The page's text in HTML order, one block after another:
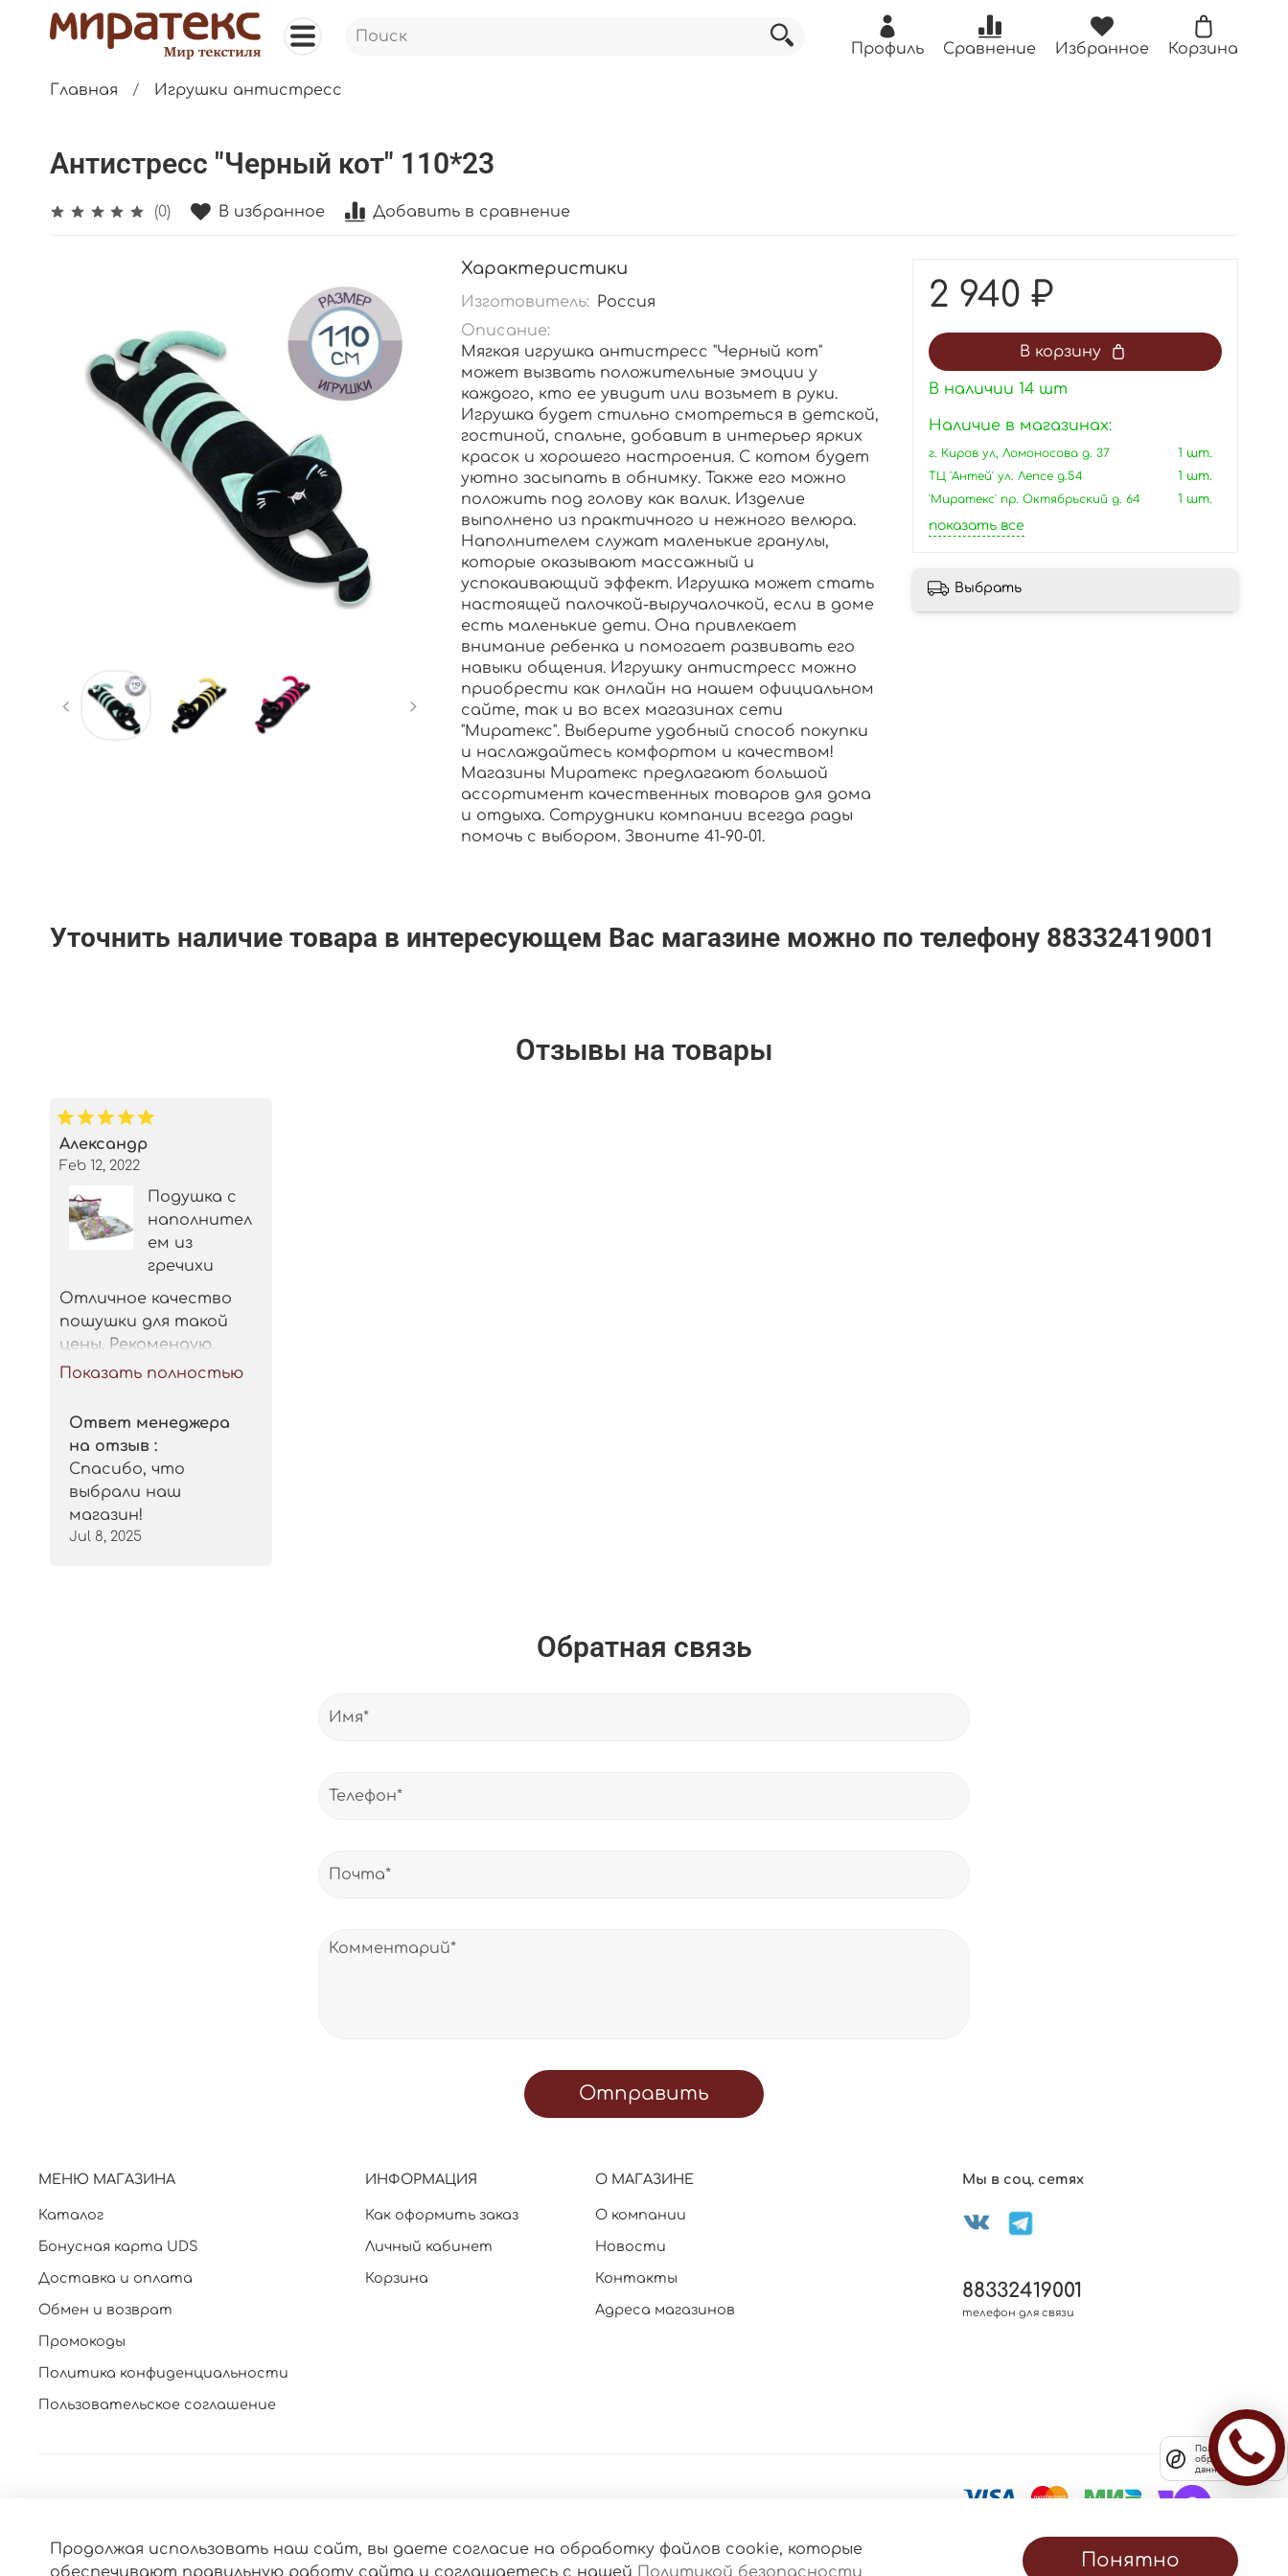
Профиль Сравнение Избранное Корзина
Главная Игрушки антистресс
Антистресс "Черный кот" 110*23
(0) В избранное Добавить в сравнение
Характеристики
Изготовитель: Россия
Описание:
Мягкая игрушка антистресс "Черный кот"
может вызвать положительные эмоции у
каждого, кто ее увидит или возьмет в руки.
Игрушка будет стильно смотреться в детской,
гостиной, спальне, добавит в интерьер ярких
красок и хорошего настроения. С котом будет
уютно засыпать в обнимку. Также его можно
положить под голову как валик. Изделие
выполнено из практичного и нежного велюра.
Наполнителем служат маленькие гранулы,
которые оказывают массажный и
успокаивающий эффект. Игрушка может стать
настоящей палочкой-выручалочкой, если в доме
есть маленькие дети. Она привлекает
внимание ребенка и помогает развивать его
навыки общения. Игрушку антистресс можно
приобрести как онлайн на нашем официальном
сайте, так и во всех магазинах сети
"Миратекс". Выберите удобный способ покупки
и наслаждайтесь комфортом и качеством!
Магазины Миратекс предлагают большой
ассортимент качественных товаров для дома
и отдыха. Сотрудники компании всегда рады
помочь с выбором. Звоните 41-90-01.
2 940 ₽
В корзину
В наличии 14 шт
Наличие в магазинах:
г. Киров ул, Ломоносова д. 37
1 шт.
ТЦ 'Антей' ул. Лепсе д.54
1 шт.
'Миратекс' пр. Октябрьский д. 64
1 шт.
показать все
Выбрать
Уточнить наличие товара в интересующем Вас магазине можно по телефону 88332419001
Отзывы на товары
Александр
Feb 12, 2022
Подушка с
наполнител
ем из
гречихи
Отличное качество
пошушки для такой
цены. Рекомендую.
Показать полностью
Ответ менеджера
на отзыв :
Спасибо, что
выбрали наш
магазин!
Jul 8, 2025
Обратная связь
Отправить
МЕНЮ МАГАЗИНА
Каталог
Бонусная карта UDS
Доставка и оплата
Обмен и возврат
Промокоды
Политика конфиденциальности
Пользовательское соглашение
ИНФОРМАЦИЯ
Как оформить заказ
Личный кабинет
Корзина
О МАГАЗИНЕ
О компании
Новости
Контакты
Адреса магазинов
Мы в соц. сетях
88332419001
телефон для связи
Продолжая использовать наш сайт, вы даете согласие на обработку файлов cookie, которые
обеспечивают правильную работу сайта и соглашаетесь с нашей Политикой безопасности
Понятно
Политика
обработки
данных